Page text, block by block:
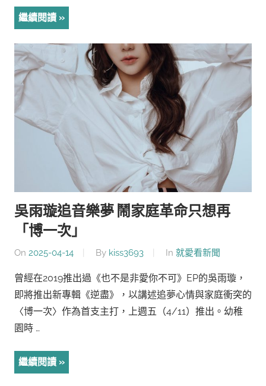
繼續閱讀
吳雨璇追音樂夢 鬧家庭革命只想再
「博一次」
On 2025-04-14 By kiss3693 In 就愛看新聞
曾經在2019推出過《也不是非愛你不可》EP的吳雨璇，
即將推出新專輯《逆盡》，以講述追夢心情與家庭衝突的
〈博一次〉作為首支主打，上週五（4/11）推出。幼稚
園時 …
繼續閱讀